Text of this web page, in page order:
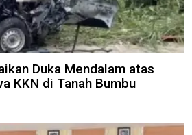
Duka Mendalam atas
KKN di Tanah Bumbu